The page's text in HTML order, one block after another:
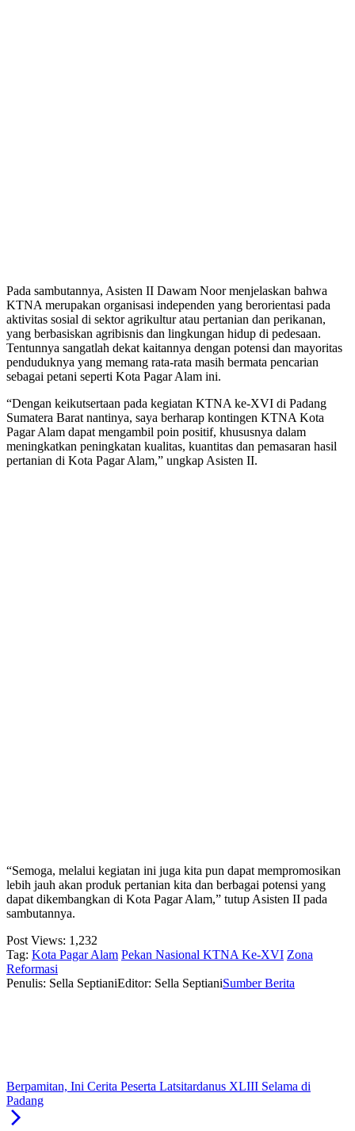
Pada sambutannya, Asisten II Dawam Noor menjelaskan bahwa
KTNA merupakan organisasi independen yang berorientasi pada
aktivitas sosial di sektor agrikultur atau pertanian dan perikanan,
yang berbasiskan agribisnis dan lingkungan hidup di pedesaan.
Tentunnya sangatlah dekat kaitannya dengan potensi dan mayoritas
penduduknya yang memang rata-rata masih bermata pencarian
sebagai petani seperti Kota Pagar Alam ini.
“Dengan keikutsertaan pada kegiatan KTNA ke-XVI di Padang
Sumatera Barat nantinya, saya berharap kontingen KTNA Kota
Pagar Alam dapat mengambil poin positif, khususnya dalam
meningkatkan peningkatan kualitas, kuantitas dan pemasaran hasil
pertanian di Kota Pagar Alam,” ungkap Asisten II.
“Semoga, melalui kegiatan ini juga kita pun dapat mempromosikan
lebih jauh akan produk pertanian kita dan berbagai potensi yang
dapat dikembangkan di Kota Pagar Alam,” tutup Asisten II pada
sambutannya.
Post Views: 1,232
Tag: Kota Pagar Alam Pekan Nasional KTNA Ke-XVI Zona
Reformasi
Penulis: Sella SeptianiEditor: Sella SeptianiSumber Berita
Berpamitan, Ini Cerita Peserta Latsitardanus XLIII Selama di
Padang